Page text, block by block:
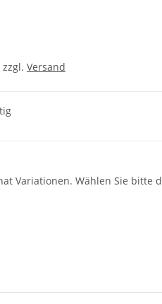
zzgl. Versand
Variationen. Wählen Sie bitte